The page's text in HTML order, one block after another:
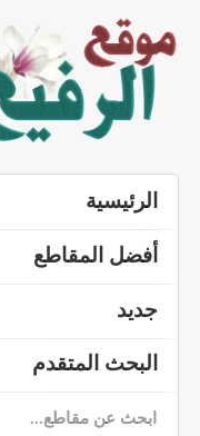
الرئيسية
أفضل المقاطع
جديد
البحث المتقدم